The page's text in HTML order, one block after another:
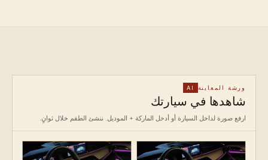
ورشة المعاينة AI
شاهدها في سيارتك
ارفع صورة لداخل السيارة أو أدخل الماركة + الموديل. ننشئ الطقم خلال ثوانٍ.